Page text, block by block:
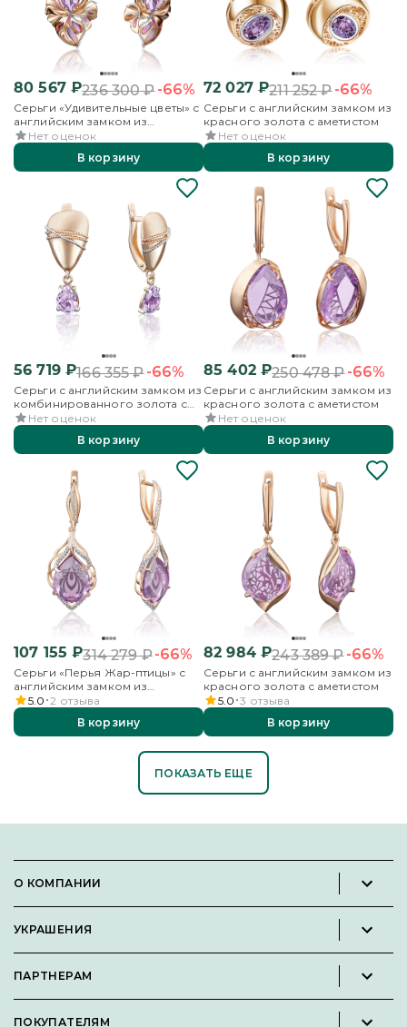
80 567₽236 300₽-66%
Серьги «Удивительные цветы» с
английским замком из
красного золота с аметистом и
эмалью
Нет оценок
В корзину
72 027₽211 252₽-66%
Серьги с английским замком из
красного золота с аметистом
Нет оценок
В корзину
56 719₽166 355₽-66%
Серьги с английским замком из
комбинированного золота с
аметистом
Нет оценок
В корзину
85 402₽250 478₽-66%
Серьги с английским замком из
красного золота с аметистом
Нет оценок
В корзину
107 155 ₽314 279₽-66%
Серьги «Перья Жар-птицы» с
английским замком из
красного золота с аметистом и
фианитами
5.0 2 отзыва
В корзину
82 984₽243 389₽-66%
Серьги с английским замком из
красного золота с аметистом
5.0 3 отзыва
В корзину
ПОКАЗАТЬ ЕЩЕ
О КОМПАНИИ
Вакансии
УКРАШЕНИЯ
Кольца
ПАРТНЕРАМ
ПОКУПАТЕЛЯМ